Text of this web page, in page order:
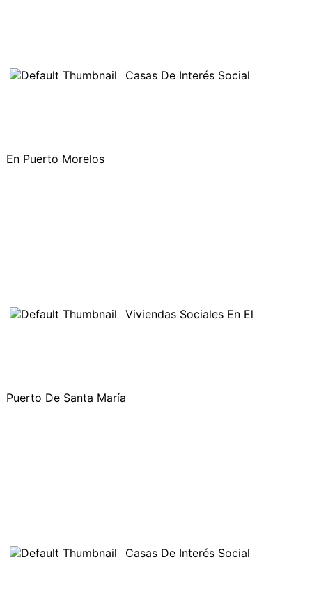
Casas De Interés Social
En Puerto Morelos
Viviendas Sociales En El
Puerto De Santa María
Casas De Interés Social